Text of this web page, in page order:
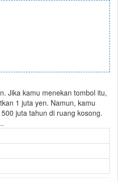
Jika kamu menekan tombol itu,
1 juta yen. Namun, kamu
juta tahun di ruang kosong.